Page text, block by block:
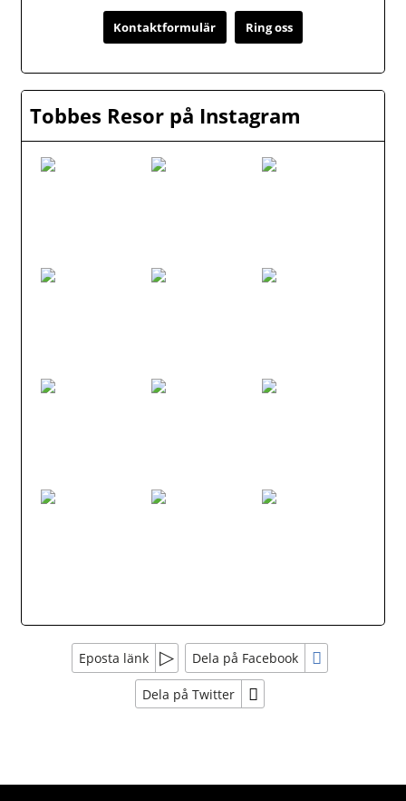
Kontaktformulär Ring oss
Tobbes Resor på Instagram
Eposta länk Dela på Facebook
Dela på Twitter